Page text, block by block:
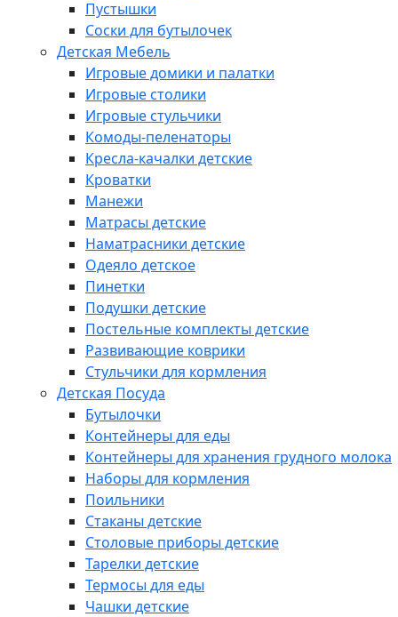
Пустышки
Соски для бутылочек
Детская Мебель
Игровые домики и палатки
Игровые столики
Игровые стульчики
Комоды-пеленаторы
Кресла-качалки детские
Кроватки
Манежи
Матрасы детские
Наматрасники детские
Одеяло детское
Пинетки
Подушки детские
Постельные комплекты детские
Развивающие коврики
Стульчики для кормления
Детская Посуда
Бутылочки
Контейнеры для еды
Контейнеры для хранения грудного молока
Наборы для кормления
Поильники
Стаканы детские
Столовые приборы детские
Тарелки детские
Термосы для еды
Чашки детские